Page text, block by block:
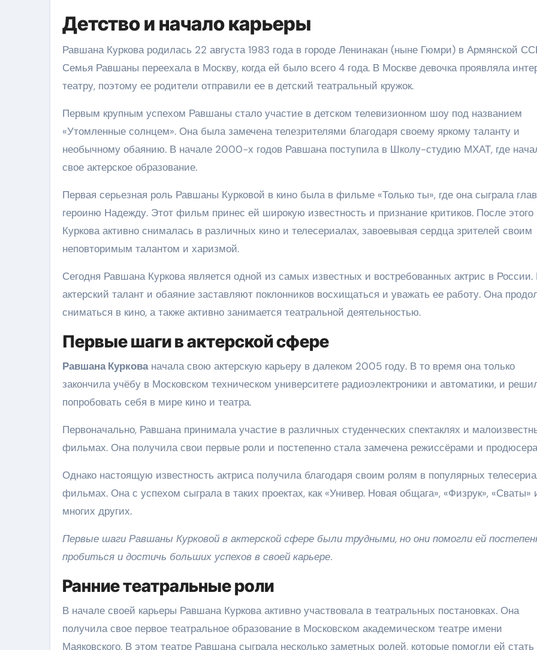
Детство и начало карьеры
Равшана Куркова родилась 22 августа 1983 года в городе Ленинакан (ныне Гюмри) в Армянской
Семья Равшаны переехала в Москву, когда ей было всего 4 года. В Москве девочка проявляла
театру, поэтому ее родители отправили ее в детский театральный кружок.
Первым крупным успехом Равшаны стало участие в детском телевизионном шоу под названием
«Утомленные солнцем». Она была замечена телезрителями благодаря своему яркому таланту и
необычному обаянию. В начале 2000-х годов Равшана поступила в Школу-студию МХАТ, где
свое актерское образование.
Первая серьезная роль Равшаны Курковой в кино была в фильме «Только ты», где она сыграла
героиню Надежду. Этот фильм принес ей широкую известность и признание критиков. После этого
Куркова активно снималась в различных кино и телесериалах, завоевывая сердца зрителей своим
неповторимым талантом и харизмой.
Сегодня Равшана Куркова является одной из самых известных и востребованных актрис в России.
актерский талант и обаяние заставляют поклонников восхищаться и уважать ее работу. Она
сниматься в кино, а также активно занимается театральной деятельностью.
Первые шаги в актерской сфере
Равшана Куркованачала свою актерскую карьеру в далеком 2005 году. В то время она только
закончила учёбу в Московском техническом университете радиоэлектроники и автоматики, и
попробовать себя в мире кино и театра.
Первоначально, Равшана принимала участие в различных студенческих спектаклях и
фильмах. Она получила свои первые роли и постепенно стала замечена режиссёрами и
Однако настоящую известность актриса получила благодаря своим ролям в популярных
фильмах. Она с успехом сыграла в таких проектах, как «Универ. Новая общага», «Физрук», «Сваты»
многих других.
Первые шаги Равшаны Курковой в актерской сфере были трудными, но они помогли ей
пробиться и достичь больших успехов в своей карьере.
Ранние театральные роли
В начале своей карьеры Равшана Куркова активно участвовала в театральных постановках. Она
получила свое первое театральное образование в Московском академическом театре имени
Маяковского. В этом театре Равшана сыграла несколько заметных ролей, которые помогли ей стать